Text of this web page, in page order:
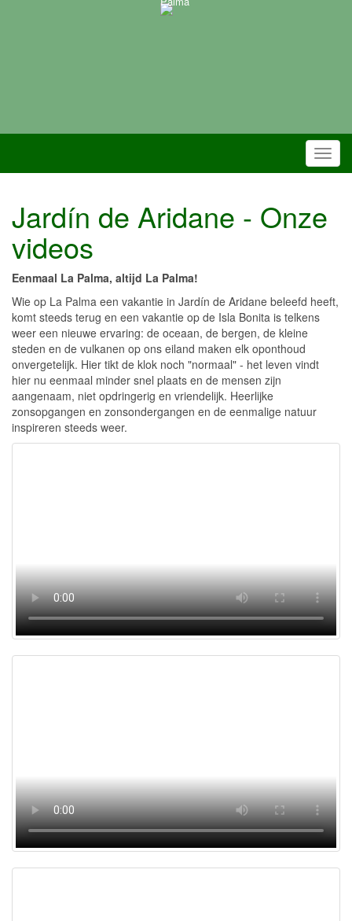
Jardín de Aridane - Onze
videos
Eenmaal La Palma, altijd La Palma!
Wie op La Palma een vakantie in Jardín de Aridane beleefd heeft,
komt steeds terug en een vakantie op de Isla Bonita is telkens
weer een nieuwe ervaring: de oceaan, de bergen, de kleine
steden en de vulkanen op ons eiland maken elk oponthoud
onvergetelijk. Hier tikt de klok noch "normaal" - het leven vindt
hier nu eenmaal minder snel plaats en de mensen zijn
aangenaam, niet opdringerig en vriendelijk. Heerlijke
zonsopgangen en zonsondergangen en de eenmalige natuur
inspireren steeds weer.